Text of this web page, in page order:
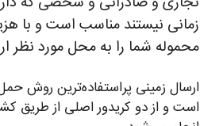
زمانی نیستند مناسب است و با
محموله شما را به محل مورد نظر
ارسال زمینی پراستفاده‌ترین روش
است و از دو کریدور اصلی از طریق